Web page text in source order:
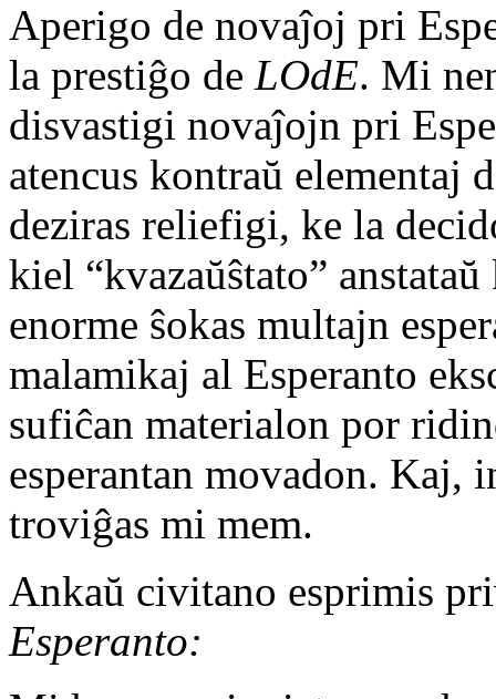
Aperigo de novaĵoj pri
la prestiĝo de LOdE. Mi
disvastigi novaĵojn pri
atencus kontraŭ
deziras reliefigi, ke la
kiel “kvazaŭŝtato”
enorme ŝokas multajn
malamikaj al Esperanto
sufiĉan materialon por
esperantan movadon. Kaj,
troviĝas mi mem.
Ankaŭ civitano esprimis
Esperanto: